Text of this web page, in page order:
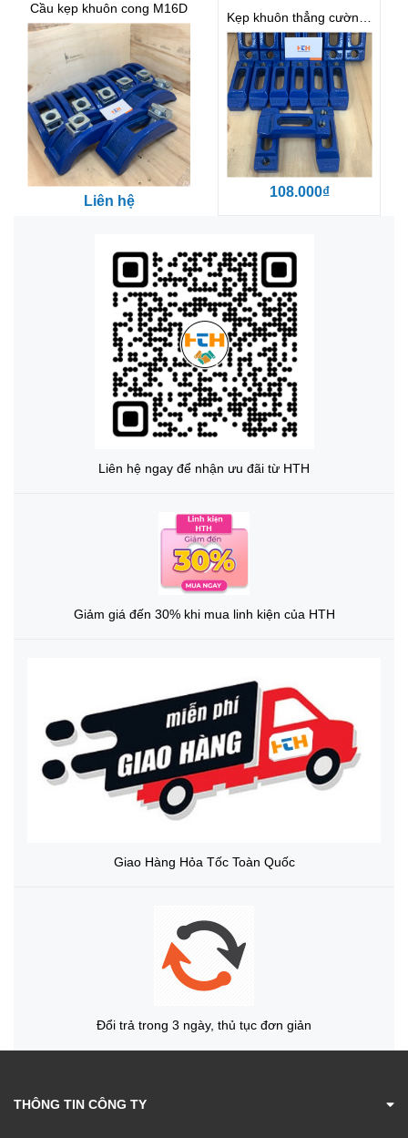
Cầu kẹp khuôn cong M16D
Liên hệ
108.000₫
Liên hệ ngay để nhận ưu đãi từ HTH
Giảm giá đến 30% khi mua linh kiện của HTH
Giao Hàng Hỏa Tốc Toàn Quốc
Đổi trả trong 3 ngày, thủ tục đơn giản
THÔNG TIN CÔNG TY